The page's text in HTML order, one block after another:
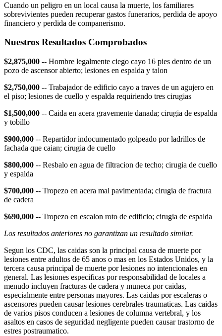
Cuando un peligro en un local causa la muerte, los familiares
sobrevivientes pueden recuperar gastos funerarios, perdida de apoyo
financiero y perdida de companerismo.
Nuestros Resultados Comprobados
$2,875,000 -- Hombre legalmente ciego cayo 16 pies dentro de un
pozo de ascensor abierto; lesiones en espalda y talon
$2,750,000 -- Trabajador de edificio cayo a traves de un agujero en
el piso; lesiones de cuello y espalda requiriendo tres cirugias
$1,500,000 -- Caida en acera gravemente danada; cirugia de espalda
y tobillo
$900,000 -- Repartidor indocumentado golpeado por ladrillos de
fachada que caian; cirugia de cuello
$800,000 -- Resbalo en agua de filtracion de techo; cirugia de cuello
y espalda
$700,000 -- Tropezo en acera mal pavimentada; cirugia de fractura
de cadera
$690,000 -- Tropezo en escalon roto de edificio; cirugia de espalda
Los resultados anteriores no garantizan un resultado similar.
Segun los CDC, las caidas son la principal causa de muerte por
lesiones entre adultos de 65 anos o mas en los Estados Unidos, y la
tercera causa principal de muerte por lesiones no intencionales en
general. Las lesiones especificas por responsabilidad de locales a
menudo incluyen fracturas de cadera y muneca por caidas,
especialmente entre personas mayores. Las caidas por escaleras o
ascensores pueden causar lesiones cerebrales traumaticas. Las caidas
de varios pisos conducen a lesiones de columna vertebral, y los
asaltos en casos de seguridad negligente pueden causar trastorno de
estres postraumatico.